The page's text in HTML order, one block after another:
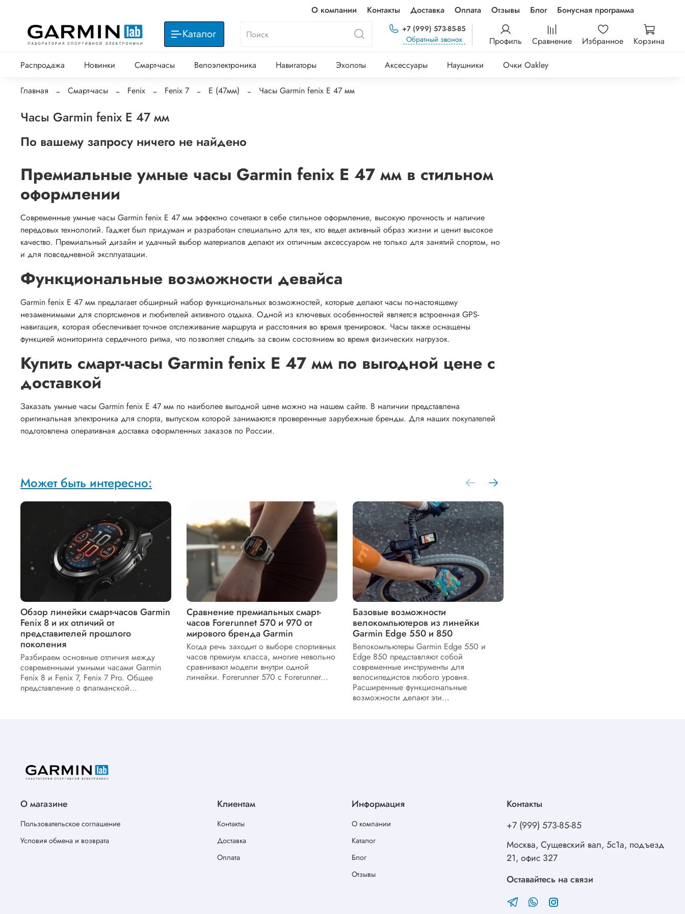
О компании Контакты Доставка Оплата Отзывы Блог Бонусная программа
Каталог
+7 (999) 573-85-85
Обратный звонок
Профиль Сравнение Избранное Корзина
Распродажа Новинки Смарт-часы Велоэлектроника Навигаторы Эхолоты Аксессуары Наушники Очки Oakley
Главная Смарт-часы Fenix Fenix 7 E (47мм) Часы Garmin fenix E 47 мм
Часы Garmin fenix E 47 мм
По вашему запросу ничего не найдено
Премиальные умные часы Garmin fenix E 47 мм в стильном
оформлении
Современные умные часы Garmin fenix E 47 мм эффектно сочетают в себе стильное оформление, высокую прочность и наличие
передовых технологий. Гаджет был придуман и разработан специально для тех, кто ведет активный образ жизни и ценит высокое
качество. Премиальный дизайн и удачный выбор материалов делают их отличным аксессуаром не только для занятий спортом, но
и для повседневной эксплуатации.
Функциональные возможности девайса
Garmin fenix E 47 мм предлагает обширный набор функциональных возможностей, которые делают часы по-настоящему
незаменимыми для спортсменов и любителей активного отдыха. Одной из ключевых особенностей является встроенная GPS-
навигация, которая обеспечивает точное отслеживание маршрута и расстояния во время тренировок. Часы также оснащены
функцией мониторинга сердечного ритма, что позволяет следить за своим состоянием во время физических нагрузок.
Купить смарт-часы Garmin fenix E 47 мм по выгодной цене с
доставкой
Заказать умные часы Garmin fenix E 47 мм по наиболее выгодной цене можно на нашем сайте. В наличии представлена
оригинальная электроника для спорта, выпуском которой занимаются проверенные зарубежные бренды. Для наших покупателей
подготовлена оперативная доставка оформленных заказов по России.
Может быть интересно:
Обзор линейки смарт-часов Garmin
Fenix 8 и их отличий от
представителей прошлого
поколения
Разбираем основные отличия между
современными умными часами Garmin
Fenix 8 и Fenix 7, Fenix 7 Pro. Общее
представление о флагманской...
Сравнение премиальных смарт-
часов Forerunnet 570 и 970 от
мирового бренда Garmin
Когда речь заходит о выборе спортивных
часов премиум класса, многие невольно
сравнивают модели внутри одной
линейки. Forerunner 570 с Forerunner...
Базовые возможности
велокомпьютеров из линейки
Garmin Edge 550 и 850
Велокомпьютеры Garmin Edge 550 и
Edge 850 представляют собой
современные инструменты для
велосипедистов любого уровня.
Расширенные функциональные
возможности делают эти...
О магазине
Пользовательское соглашение
Условия обмена и возврата
Клиентам
Контакты
Доставка
Оплата
Информация
О компании
Каталог
Блог
Отзывы
Контакты
+7 (999) 573-85-85
Москва, Сущевский вал, 5с1а, подъезд
21, офис 327
Оставайтесь на связи